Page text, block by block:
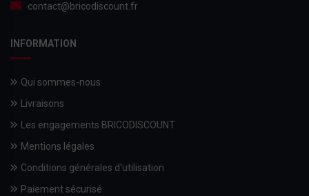
contact@bricodiscount.fr
INFORMATION
Qui sommes-nous
Livraisons
Les engagements BRICODISCOUNT
Mentions légales
Conditions générales d'utilisation
Paiement sécurisé